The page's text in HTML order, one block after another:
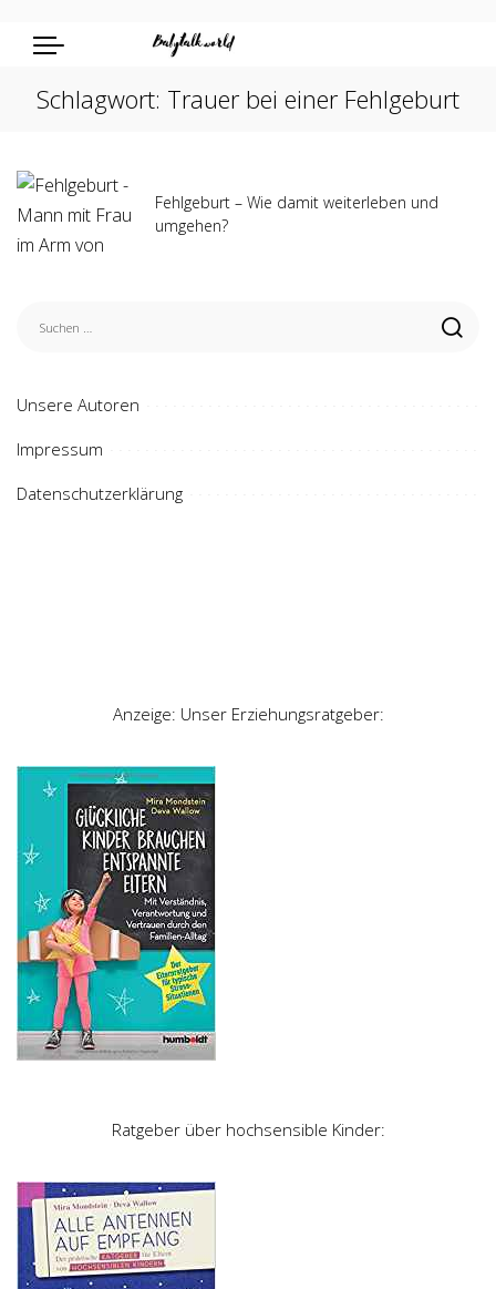
Schlagwort: Trauer bei einer Fehlgeburt
Fehlgeburt – Wie damit weiterleben und
umgehen?
Unsere Autoren
Impressum
Datenschutzerklärung
Anzeige: Unser Erziehungsratgeber:
Ratgeber über hochsensible Kinder: